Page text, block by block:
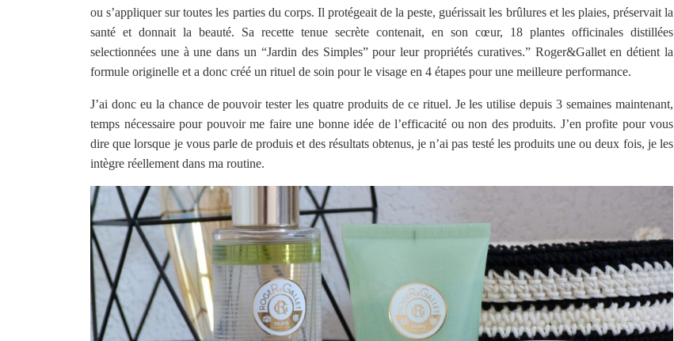
ou s’appliquer sur toutes les parties du corps. Il protégeait de la peste, guérissait les brûlures et les plaies, préservait la
santé et donnait la beauté. Sa recette tenue secrète contenait, en son cœur, 18 plantes officinales distillées
selectionnées une à une dans un “Jardin des Simples” pour leur propriétés curatives.” Roger&Gallet en détient la
formule originelle et a donc créé un rituel de soin pour le visage en 4 étapes pour une meilleure performance.
J’ai donc eu la chance de pouvoir tester les quatre produits de ce rituel. Je les utilise depuis 3 semaines maintenant,
temps nécessaire pour pouvoir me faire une bonne idée de l’efficacité ou non des produits. J’en profite pour vous
dire que lorsque je vous parle de produis et des résultats obtenus, je n’ai pas testé les produits une ou deux fois, je les
intègre réellement dans ma routine.